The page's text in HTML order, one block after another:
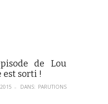
de Lou
est sorti !
– DANS: PARUTIONS